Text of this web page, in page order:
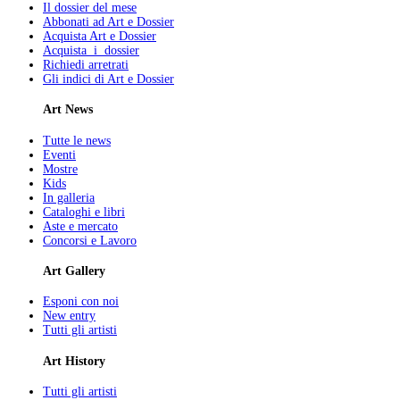
Il dossier del mese
Abbonati ad Art e Dossier
Acquista Art e Dossier
Acquista i dossier
Richiedi arretrati
Gli indici di Art e Dossier
Art News
Tutte le news
Eventi
Mostre
Kids
In galleria
Cataloghi e libri
Aste e mercato
Concorsi e Lavoro
Art Gallery
Esponi con noi
New entry
Tutti gli artisti
Art History
Tutti gli artisti